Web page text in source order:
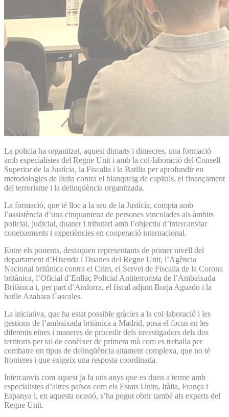
La policia ha organitzat, aquest dimarts i dimecres, una formació
amb especialistes del Regne Unit i amb la col·laboració del Consell
Superior de la Justícia, la Fiscalia i la Batllia per aprofundir en
metodologies de lluita contra el blanqueig de capitals, el finançament
del terrorisme i la delinqüència organitzada.
La formació, que té lloc a la seu de la Justícia, compta amb
l’assistència d’una cinquantena de persones vinculades als àmbits
policial, judicial, duaner i tributari amb l’objectiu d’intercanviar
coneixements i experiències en cooperació internacional.
Entre els ponents, destaquen representants de primer nivell del
departament d’Hisenda i Duanes del Regne Unit, l’Agència
Nacional britànica contra el Crim, el Servei de Fiscalia de la Corona
britànica, l’Oficial d’Enllaç Policial Antiterrorista de l’Ambaixada
Britànica i, per part d’Andorra, el fiscal adjunt Borja Aguado i la
batlle Azahara Cascales.
La iniciativa, que ha estat possible gràcies a la col·laboració i les
gestions de l’ambaixada britànica a Madrid, posa el focus en les
diferents eines i maneres de procedir dels investigadors dels dos
territoris per tal de conèixer de primera mà com es treballa per
combatre un tipus de delinqüència altament complexa, que no té
fronteres i que exigeix una resposta coordinada.
Intercanvis com aquest ja fa uns anys que es duen a terme amb
especialistes d’altres països com els Estats Units, Itàlia, França i
Espanya i, en aquesta ocasió, s’ha pogut obrir també als experts del
Regne Unit.